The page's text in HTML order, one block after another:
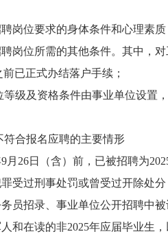
岗位要求的身体条件和心理素质
岗位所需的其他条件。其中，
已正式办结落户手续；
等级及资格条件由事业单位设置
符合报名应聘的主要情形
9月26日（含）前，已被招聘为
受过刑事处罚或曾受过开除处
员招录、事业单位公开招聘中
和在读的非2025年应届毕业生